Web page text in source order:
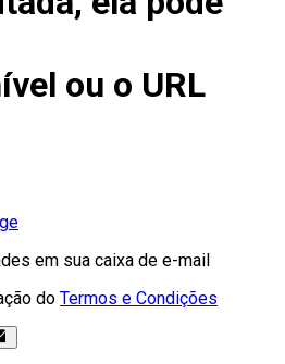
ou o URL
em sua caixa de e-mail
do Termos e Condições